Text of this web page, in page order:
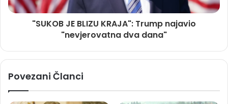
"SUKOB JE BLIZU KRAJA": Trump najavio
"nevjerovatna dva dana"
Povezani Članci